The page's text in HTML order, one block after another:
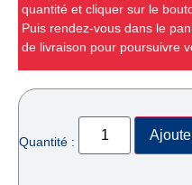
quantité et cliquer sur le
Puis rendez-vous dans le
de livraison pour poursuivre
Quantité :